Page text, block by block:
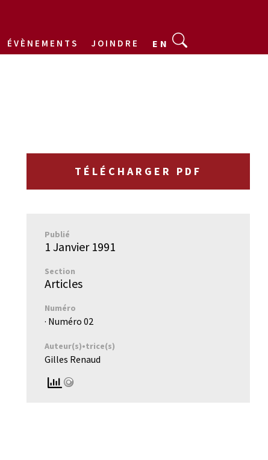
ÉVÈNEMENTS JOINDRE EN
TÉLÉCHARGER PDF
Publié
1 Janvier 1991
Section
Articles
Numéro
· Numéro 02
Auteur(s)•trice(s)
Gilles Renaud